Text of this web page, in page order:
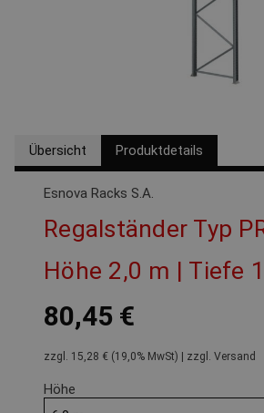
Übersicht Produktdetails
Esnova Racks S.A.
Regalständer Typ
Höhe 2,0 m | Tiefe
80,45 €
zzgl. 15,28 € (19,0% MwSt) | zzgl. Versand
Höhe